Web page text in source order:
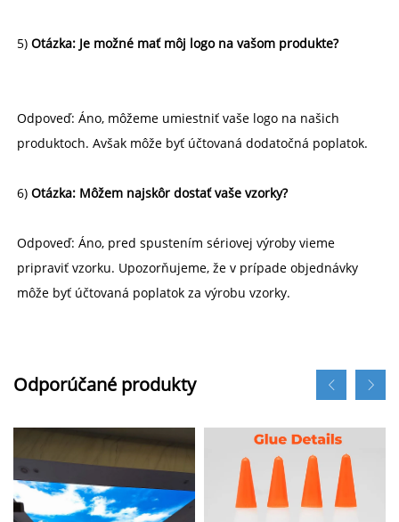
5) Otázka: Je možné mať môj logo na vašom produkte?
Odpoveď: Áno, môžeme umiestniť vaše logo na našich
produktoch. Avšak môže byť účtovaná dodatočná poplatok.
6) Otázka: Môžem najskôr dostať vaše vzorky?
Odpoveď: Áno, pred spustením sériovej výroby vieme
pripraviť vzorku. Upozorňujeme, že v prípade objednávky
môže byť účtovaná poplatok za výrobu vzorky.
Odporúčané produkty